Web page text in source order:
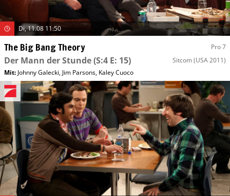
Di, 11.08 11:50
The Big Bang Theory Pro 7
Der Mann der Stunde(S:4 E: 15) Sitcom (USA 2011)
Mit: Johnny Galecki, Jim Parsons, Kaley Cuoco